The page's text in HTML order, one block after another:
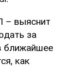
– выяснит
за
ближайшее
как